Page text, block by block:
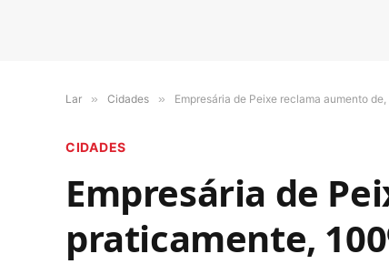
Lar » Cidades » Empresária de Peixe reclama aumento
CIDADES
Empresária de
praticamente,